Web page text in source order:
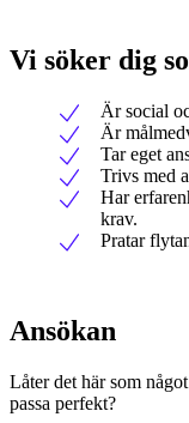
Vi söker dig
Är social
Är
Tar eget
Trivs med
Har
krav.
Pratar
Ansökan
Låter det här som
passa perfekt?